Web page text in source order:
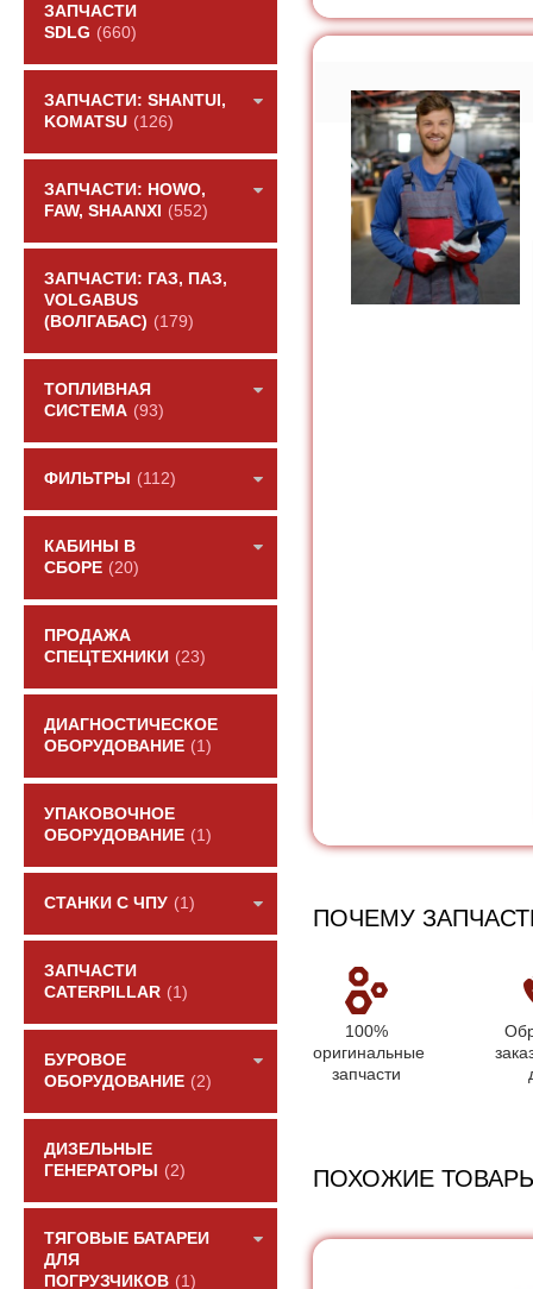
ЗАПЧАСТИ
SDLG (660)
ЗАПЧАСТИ: SHANTUI,
KOMATSU (126)
ЗАПЧАСТИ: HOWO,
FAW, SHAANXI
(552)
ЗАПЧАСТИ: ГАЗ, ПАЗ,
VOLGABUS
(ВОЛГАБАС) (179)
ТОПЛИВНАЯ
СИСТЕМА (93)
ФИЛЬТРЫ (112)
КАБИНЫ В
СБОРЕ (20)
ПРОДАЖА
СПЕЦТЕХНИКИ (23)
ДИАГНОСТИЧЕСКОЕ
ОБОРУДОВАНИЕ (1)
УПАКОВОЧНОЕ
ОБОРУДОВАНИЕ (1)
СТАНКИ С ЧПУ (1)
ЗАПЧАСТИ
CATERPILLAR (1)
БУРОВОЕ
ОБОРУДОВАНИЕ (2)
ДИЗЕЛЬНЫЕ
ГЕНЕРАТОРЫ
(2)
ТЯГОВЫЕ БАТАРЕИ
ДЛЯ
ПОГРУЗЧИКОВ (1)
ПОЧЕМУ
100%
оригинальные
запчасти
ПОХОЖИЕ